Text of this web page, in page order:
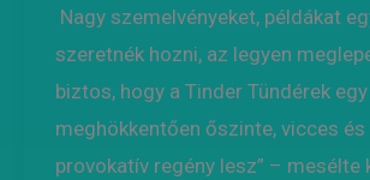
Nagy szemelvényeket, példákat
szeretnék hozni, az legyen
biztos, hogy a Tinder Tündérek egy
meghökkentően őszinte, vicces és
provokatív regény lesz” – mesélte